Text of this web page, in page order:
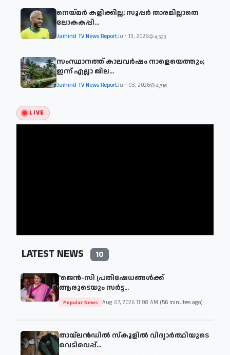
നെയ്മര്‍ കളിക്കില്ല; സൂപ്പര്‍ താരമില്ലാതെ
ലോകകപ്പി...
Jaihind TV News ReportJun 13, 2026 4,593
സംസ്ഥാനത്ത് കാലവര്‍ഷം നാളെയെത്തും;
ഇന്ന് എല്ലാ ജില...
Jaihind TV News ReportJun 03, 2026 4,316
LIVE
LATEST NEWS 10
'ജെന്‍-സി പ്രതിഷേധങ്ങള്‍ക്ക്
ആരുടെയും സര്‍ട്ട...
Popular News Aug 07, 2026 11:08 AM (56 minutes ago)
തായ്‌ലൻഡിൽ സ്കൂളിൽ വിദ്യാർത്ഥിയുടെ
വെടിവെപ്പ്...